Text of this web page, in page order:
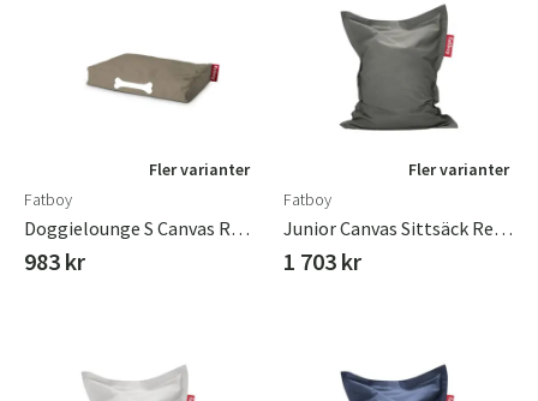
Fler varianter
Fatboy
Doggielounge S Canvas Recycled Hundbädd Taupe Grey
983 kr
Fler varianter
Fatboy
Junior Canvas Sittsäck Recycled Charcoal Grey
1 703 kr